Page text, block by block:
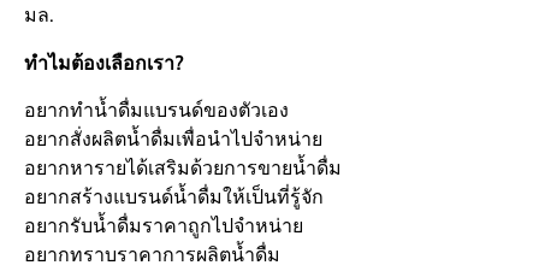
มล.
ทำไมต้องเลือกเรา?
อยากทำน้ำดื่มแบรนด์ของตัวเอง
อยากสั่งผลิตน้ำดื่มเพื่อนำไปจำหน่าย
อยากหารายได้เสริมด้วยการขายน้ำดื่ม
อยากสร้างแบรนด์น้ำดื่มให้เป็นที่รู้จัก
อยากรับน้ำดื่มราคาถูกไปจำหน่าย
อยากทราบราคาการผลิตน้ำดื่ม